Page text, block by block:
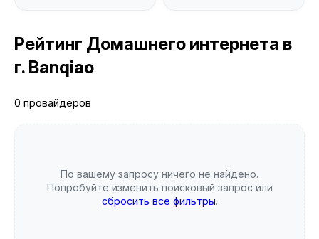
Рейтинг Домашнего интернета в
г. Banqiao
0 провайдеров
По вашему запросу ничего не найдено.
Попробуйте изменить поисковый запрос или
сбросить все фильтры.